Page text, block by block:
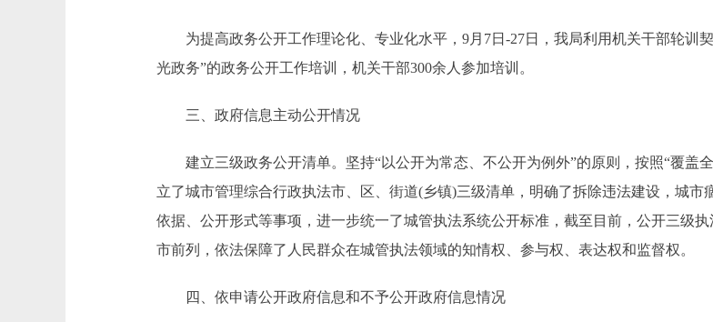
为提高政务公开工作理论化、专业化水平，9月7日-27日，我局利用机关干部轮训
光政务”的政务公开工作培训，机关干部300余人参加培训。
三、政府信息主动公开情况
建立三级政务公开清单。坚持“以公开为常态、不公开为例外”的原则，按照“覆盖
立了城市管理综合行政执法市、区、街道(乡镇)三级清单，明确了拆除违法建设，城
依据、公开形式等事项，进一步统一了城管执法系统公开标准，截至目前，公开三级
市前列，依法保障了人民群众在城管执法领域的知情权、参与权、表达权和监督权。
四、依申请公开政府信息和不予公开政府信息情况